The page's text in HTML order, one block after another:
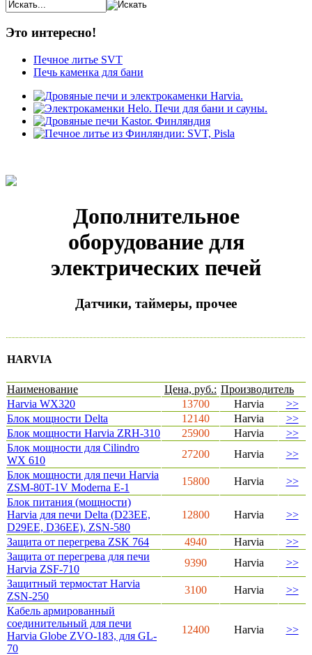
Это интересно!
Печное литье SVT
Печь каменка для бани
Дополнительное
оборудование для
электрических печей
Датчики, таймеры, прочее
HARVIA
Наименование Цена, руб.: Производитель
Harvia WX320
13700 Harvia
>>
Блок мощности Delta
12140 Harvia
>>
Блок мощности Harvia ZRH-310
25900 Harvia
>>
Блок мощности для Cilindro
WX 610
27200 Harvia
>>
Блок мощности для печи Harvia
ZSM-80T-1V Moderna E-1
15800 Harvia
>>
Блок питания (мощности)
Harvia для печи Delta (D23EE,
D29EE, D36EE), ZSN-580
12800 Harvia >>
Защита от перегрева ZSK 764 4940 Harvia
>>
Защита от перегрева для печи
Harvia ZSF-710
9390 Harvia
>>
Защитный термостат Harvia
ZSN-250
3100 Harvia
>>
Кабель армированный
соединительный для печи
Harvia Globe ZVO-183, для GL-
70
12400 Harvia >>